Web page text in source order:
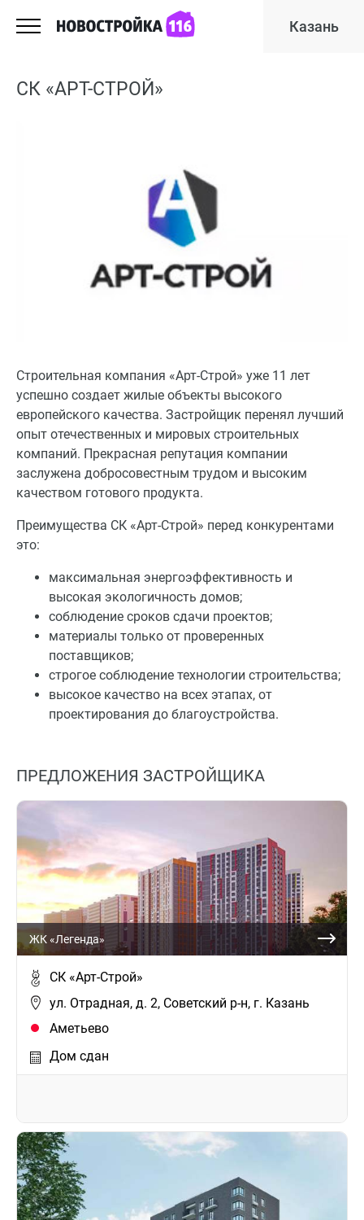
Казань
СК «АРТ-СТРОЙ»
Строительная компания «Арт-Строй» уже 11 лет
успешно создает жилые объекты высокого
европейского качества. Застройщик перенял лучший
опыт отечественных и мировых строительных
компаний. Прекрасная репутация компании
заслужена добросовестным трудом и высоким
качеством готового продукта.
Преимущества СК «Арт-Строй» перед конкурентами
это:
максимальная энергоэффективность и
высокая экологичность домов;
соблюдение сроков сдачи проектов;
материалы только от проверенных
поставщиков;
строгое соблюдение технологии строительства;
высокое качество на всех этапах, от
проектирования до благоустройства.
ПРЕДЛОЖЕНИЯ ЗАСТРОЙЩИКА
ЖК «Легенда»
СК «Арт-Строй»
ул. Отрадная, д. 2, Советский р-н, г. Казань
Аметьево
Дом сдан